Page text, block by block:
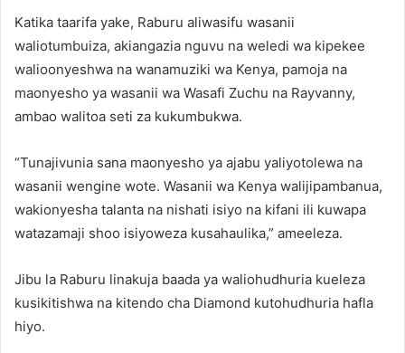
Katika taarifa yake, Raburu aliwasifu wasanii
waliotumbuiza, akiangazia nguvu na weledi wa kipekee
walioonyeshwa na wanamuziki wa Kenya, pamoja na
maonyesho ya wasanii wa Wasafi Zuchu na Rayvanny,
ambao walitoa seti za kukumbukwa.
“Tunajivunia sana maonyesho ya ajabu yaliyotolewa na
wasanii wengine wote. Wasanii wa Kenya walijipambanua,
wakionyesha talanta na nishati isiyo na kifani ili kuwapa
watazamaji shoo isiyoweza kusahaulika,” ameeleza.
Jibu la Raburu linakuja baada ya waliohudhuria kueleza
kusikitishwa na kitendo cha Diamond kutohudhuria hafla
hiyo.